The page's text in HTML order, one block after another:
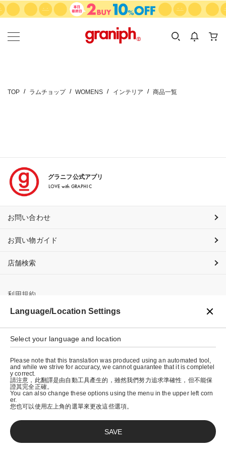
カテゴリーから探す
KIDS
カテゴリ
サイズ
TOP ラムチョップ WOMENS インテリア 商品一覧
グラニフ公式アプリ
LOVE with GRAPHIC
お問い合わせ
お買い物ガイド
店舗検索
利用規約
プライバシーポリシー
特定商取引法に基づく表示
会社概要
© graniph inc.
Language/Location Settings
Select your language and location
Please note that this translation was produced using an automated tool,
and while we strive for accuracy, we cannot guarantee that it is completel
y correct.
請注意，此翻譯是由自動工具產生的，雖然我們努力追求準確性，但不能保
證其完全正確。
You can also change these options using the menu in the upper left corn
er.
您也可以使用左上角的選單來更改這些選項。
SAVE